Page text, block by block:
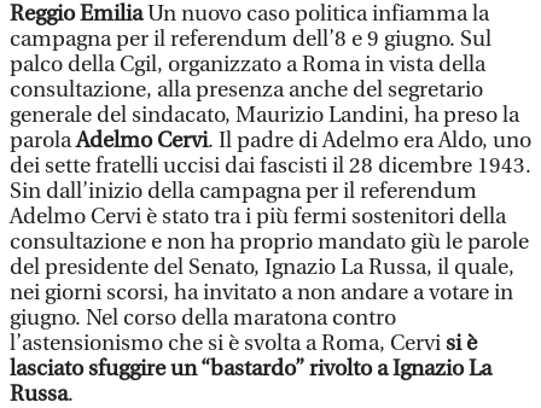
Reggio EmiliaUn nuovo caso politica infiamma la
campagna per il referendum dell’8 e 9 giugno. Sul
palco della Cgil, organizzato a Roma in vista della
consultazione, alla presenza anche del segretario
generale del sindacato, Maurizio Landini, ha preso la
parolaAdelmo Cervi. Il padre di Adelmo era Aldo, uno
dei sette fratelli uccisi dai fascisti il 28 dicembre 1943.
Sin dall’inizio della campagna per il referendum
Adelmo Cervi è stato tra i più fermi sostenitori della
consultazione e non ha proprio mandato giù le parole
del presidente del Senato, Ignazio La Russa, il quale,
nei giorni scorsi, ha invitato a non andare a votare in
giugno. Nel corso della maratona contro
l’astensionismo che si è svolta a Roma, Cervisi è
lasciato sfuggire un “bastardo” rivolto a Ignazio La
Russa.